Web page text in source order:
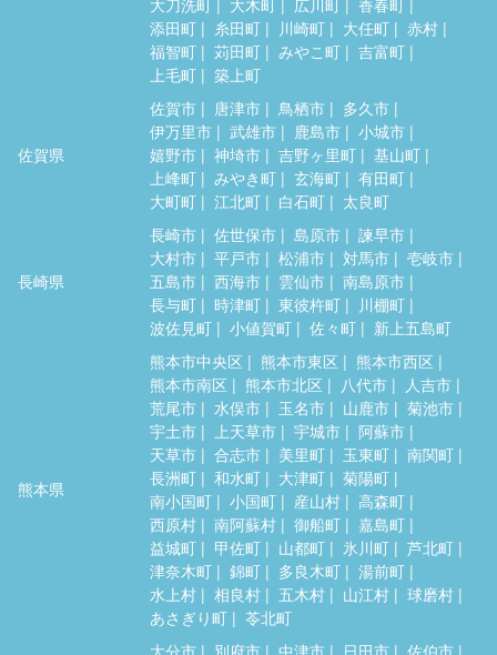
添田町
糸田町 川崎町 大任町
赤村
福智町
苅田町 みやこ町
吉富町
上毛町
築上町
佐賀県
佐賀市 唐津市 鳥栖市
多久市
伊万里市
武雄市 鹿島市
小城市
嬉野市
神埼市 吉野ヶ里町
基山町
上峰町
みやき町 玄海町
有田町
大町町
江北町 白石町 太良町
長崎県
長崎市 佐世保市 島原市
諫早市
大村市
平戸市 松浦市 対馬市
壱岐市
五島市
西海市 雲仙市
南島原市
長与町
時津町 東彼杵町
川棚町
波佐見町
小値賀町 佐々町 新上五島町
熊本県
熊本市中央区 熊本市東区
熊本市西区
熊本市南区
熊本市北区 八代市
人吉市
荒尾市
水俣市 玉名市 山鹿市
菊池市
宇土市
上天草市 宇城市
阿蘇市
天草市
合志市 美里町 玉東町
南関町
長洲町
和水町 大津町
菊陽町
南小国町
小国町 産山村
高森町
西原村
南阿蘇村 御船町
嘉島町
益城町
甲佐町 山都町 氷川町
芦北町
津奈木町
錦町 多良木町
湯前町
水上村
相良村 五木村 山江村
球磨村
あさぎり町
苓北町
大分市 別府市 中津市 日田市
佐伯市